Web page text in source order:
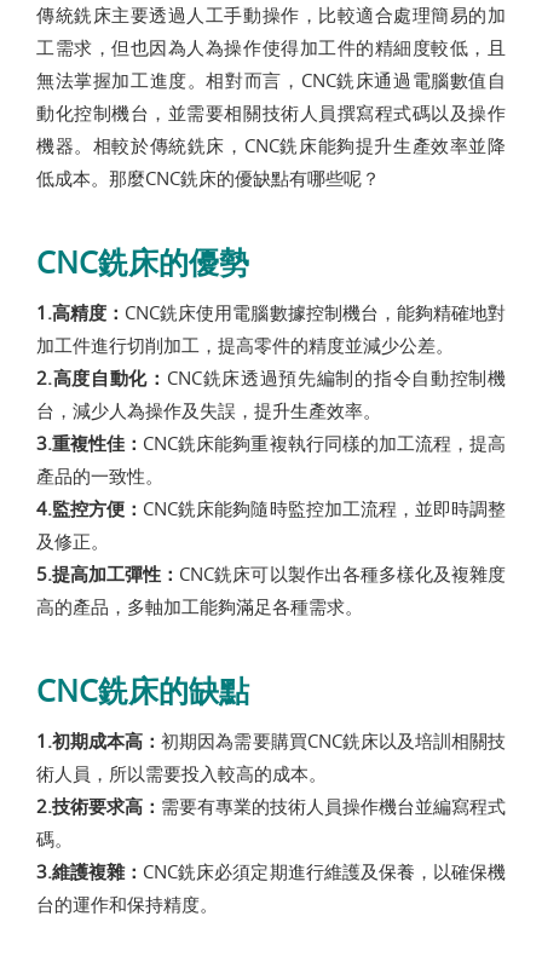
傳統銑床主要透過人工手動操作，比較適合處理簡易的加
工需求，但也因為人為操作使得加工件的精細度較低，且
無法掌握加工進度。相對而言，CNC銑床通過電腦數值自
動化控制機台，並需要相關技術人員撰寫程式碼以及操作
機器。相較於傳統銑床，CNC銑床能夠提升生產效率並降
低成本。那麼CNC銑床的優缺點有哪些呢？
CNC銑床的優勢
1.高精度： CNC銑床使用電腦數據控制機台，能夠精確地對
加工件進行切削加工，提高零件的精度並減少公差。
2.高度自動化： CNC銑床透過預先編制的指令自動控制機
台，減少人為操作及失誤，提升生產效率。
3.重複性佳： CNC銑床能夠重複執行同樣的加工流程，提高
產品的一致性。
4.監控方便： CNC銑床能夠隨時監控加工流程，並即時調整
及修正。
5.提高加工彈性： CNC銑床可以製作出各種多樣化及複雜度
高的產品，多軸加工能夠滿足各種需求。
CNC銑床的缺點
1.初期成本高：初期因為需要購買CNC銑床以及培訓相關技
術人員，所以需要投入較高的成本。
2.技術要求高： 需要有專業的技術人員操作機台並編寫程式
碼。
3.維護複雜： CNC銑床必須定期進行維護及保養，以確保機
台的運作和保持精度。